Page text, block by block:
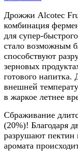
Дрожжи Alcotec
комбинация
для супер-
стало возможным
способствуют
зерновых
готового
внешней
в жаркое летнее
Сбраживание
(20%)! Благодаря
разрушают пектин
аромата